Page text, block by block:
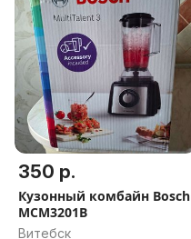
350 р.
Кузонный комбайн Bosch
MCM3201B
Витебск